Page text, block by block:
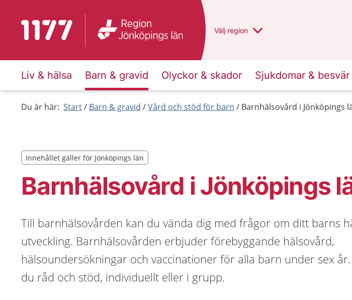
Till startsidan för 1177 Du har valt region
Välj en annan
region
Liv & hälsa Barn & gravid Olyckor & skador Sjukdomar & besvär
Du är här: Start Barn & gravid Vård och stöd för barn Barnhälsovård i Jönköpings
Barnhälsovård i Jönköpings
Innehållet gäller för Jönköpings län
Innehållet gäller för Jönköpings län
Till barnhälsovården kan du vända dig med frågor om ditt barns
utveckling. Barnhälsovården erbjuder förebyggande hälsovård,
hälsoundersökningar och vaccinationer för alla barn under sex
du råd och stöd, individuellt eller i grupp.